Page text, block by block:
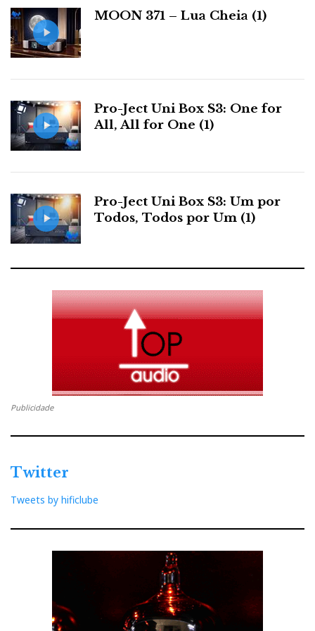
'comprável'...
Como se vê (ouve) na amostra junta, quem não puder
chegar ao topo das Kore,In Admiration Of Music
este sistema de porte mais doméstico e preço
s
MOON 371 – Lua Cheia (1)
Pro-Ject Uni Box S3: One for
All, All for One (1)
Pro-Ject Uni Box S3: Um por
Todos, Todos por Um (1)
Publicidade
Twitter
Tweets by hificlube